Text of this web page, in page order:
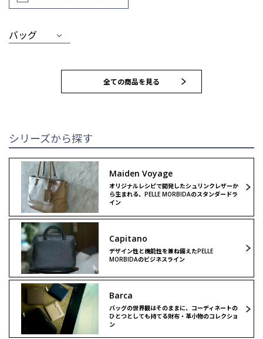
バッグ
ウォレット
クラッチ＆
セカンドバッグ
バックパック
ボストンバッグ
ショルダーバッグ
リミテッドモデル
ウォレット
クラッチ＆
セカンドバッグ
ゴルフ
全ての商品を見る
シリーズから探す
Maiden Voyage
オリジナルレシピで開発したシュリンクレザーか
ら生まれる、PELLE MORBIDAのスタンダードラ
イン
Capitano
デザイン性と機能性を兼ね備えたPELLE
MORBIDAのビジネスライン
Barca
バッグの世界観はそのままに、コーディネートの
ひとつとしても持てる財布・革小物のコレクショ
ン